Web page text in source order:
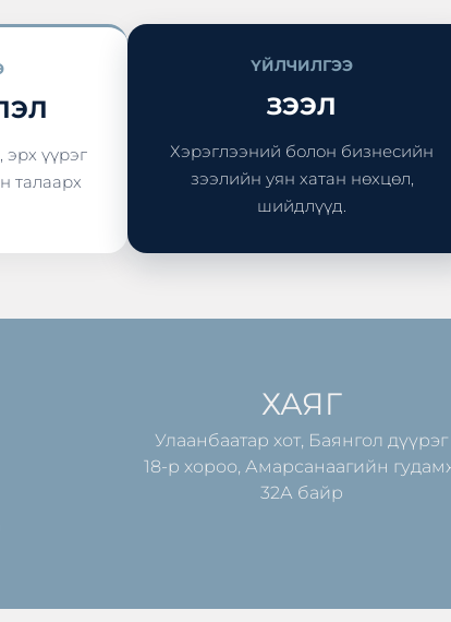
үүрэг
талаарх
ҮЙЛЧИЛГЭЭ
ЗЭЭЛ
Хэрэглээний болон бизнесийн
зээлийн уян хатан нөхцөл,
шийдлүүд.
ХАЯГ
Улаанбаатар хот, Баянгол дүүрэг
18-р хороо, Амарсанаагийн
32А байр